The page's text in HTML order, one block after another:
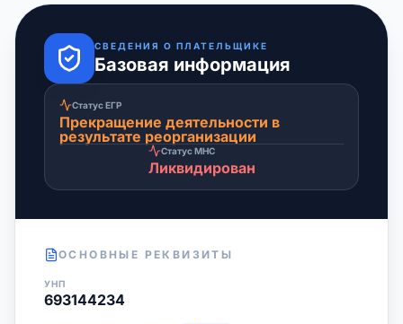
СВЕДЕНИЯ О ПЛАТЕЛЬЩИКЕ
Базовая информация
Статус ЕГР
Прекращение деятельности в
результате реорганизации
Статус МНС
Ликвидирован
ОСНОВНЫЕ РЕКВИЗИТЫ
УНП
693144234